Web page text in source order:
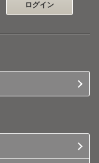
ログイン